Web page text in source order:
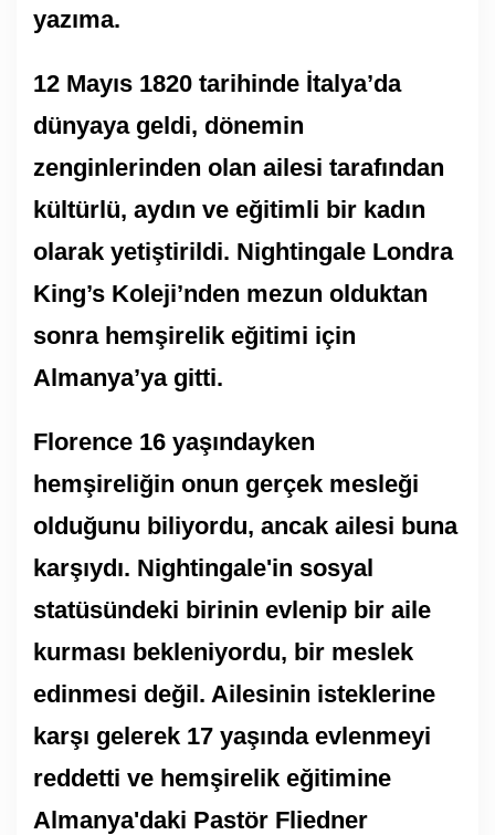
yazıma.
12 Mayıs 1820 tarihinde İtalya’da
dünyaya geldi, dönemin
zenginlerinden olan ailesi tarafından
kültürlü, aydın ve eğitimli bir kadın
olarak yetiştirildi. Nightingale Londra
King’s Koleji’nden mezun olduktan
sonra hemşirelik eğitimi için
Almanya’ya gitti.
Florence 16 yaşındayken
hemşireliğin onun gerçek mesleği
olduğunu biliyordu, ancak ailesi buna
karşıydı. Nightingale'in sosyal
statüsündeki birinin evlenip bir aile
kurması bekleniyordu, bir meslek
edinmesi değil. Ailesinin isteklerine
karşı gelerek 17 yaşında evlenmeyi
reddetti ve hemşirelik eğitimine
Almanya'daki Pastör Fliedner